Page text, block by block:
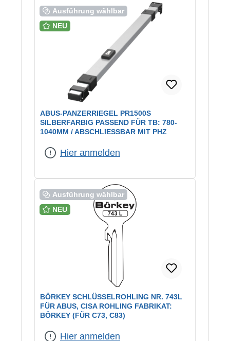
Ausführung wählbar
NEU
ABUS-PANZERRIEGEL PR1500S
SILBERFARBIG PASSEND FÜR TB: 780-
1040MM / ABSCHLIESSBAR MIT PHZ
Hier anmelden
Ausführung wählbar
NEU
BÖRKEY SCHLÜSSELROHLING NR. 743L
FÜR ABUS, CISA ROHLING FABRIKAT:
BÖRKEY (FÜR C73, C83)
Hier anmelden